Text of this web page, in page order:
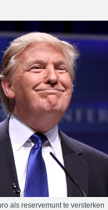
als reservemunt te versterken